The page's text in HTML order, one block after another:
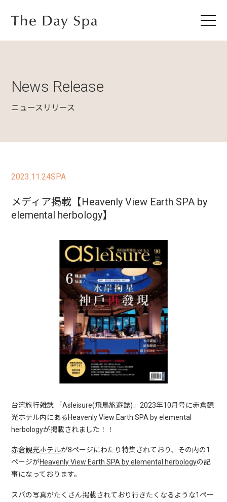
News Release
ニュースリリース
2023.11.24SPA
メディア掲載【Heavenly View Earth SPA by
elemental herbology】
台湾旅行雑誌 「Asleisure(飛鳥旅遊誌)」2023年10月号に赤倉観
光ホテル内にあるHeavenly View Earth SPA by elemental
herbologyが掲載されました！！
赤倉観光ホテルが8ページにわたり特集されており、その内の1
ページがHeavenly View Earth SPA by elemental herbologyの記
事になっております。
スパの写真がたくさん掲載されており行きたくなるような1ペー